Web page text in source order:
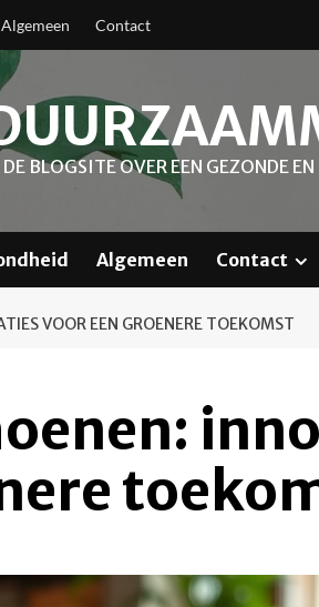
Algemeen Contact
DE BLOGSITE OVER EEN GEZONDE
Algemeen Contact
VOOR EEN GROENERE TOEKOMST